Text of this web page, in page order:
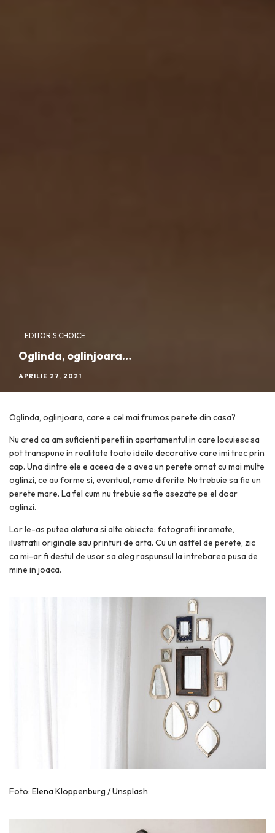
EDITOR'S CHOICE
Oglinda, oglinjoara…
APRILIE 27, 2021
Oglinda, oglinjoara, care e cel mai frumos perete din casa?
Nu cred ca am suficienti pereti in apartamentul in care locuiesc sa
pot transpune in realitate toate ideile decorative care imi trec prin
cap. Una dintre ele e aceea de a avea un perete ornat cu mai multe
oglinzi, ce au forme si, eventual, rame diferite. Nu trebuie sa fie un
perete mare. La fel cum nu trebuie sa fie asezate pe el doar
oglinzi.
Lor le-as putea alatura si alte obiecte: fotografii inramate,
ilustratii originale sau printuri de arta. Cu un astfel de perete, zic
ca mi-ar fi destul de usor sa aleg raspunsul la intrebarea pusa de
mine in joaca.
Foto: Elena Kloppenburg /Unsplash